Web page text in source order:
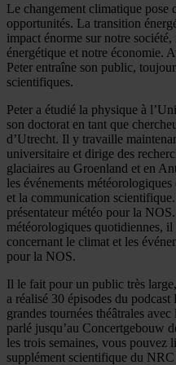
Le changement climatique pose
opportunités. La transition
impact énorme sur notre
énergétique et notre économie.
Peter entraîne son public,
scientifiques.
Peter a étudié la physique à
son doctorat en tant que
d’Utrecht. Il y travaille
universitaire et dirige des
glaciaires au Groenland et en
les événements
et la communication
présentateur météo pour la
météorologiques quotidiennes,
concernant le climat et les
pour la NOS.
Il le fait pour un public très
a réalisé 30 épisodes du
grandes tournées théâtrales
parlé jusqu’au Concertgebouw
les trois semaines, vous pouvez
supplément scientifique du